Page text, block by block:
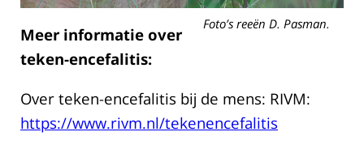
Foto’s reeën D. Pasman.
Meer informatie over
teken-encefalitis:
Over teken-encefalitis bij de mens: RIVM:
https://www.rivm.nl/tekenencefalitis